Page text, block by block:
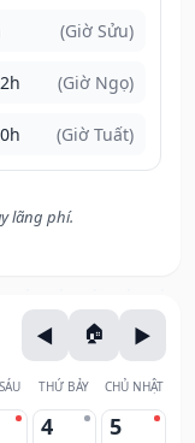
(Giờ Sửu)
(Giờ Ngọ)
(Giờ Tuất)
lãng phí.
THỨ BẢY CHỦ NHẬT
4 5